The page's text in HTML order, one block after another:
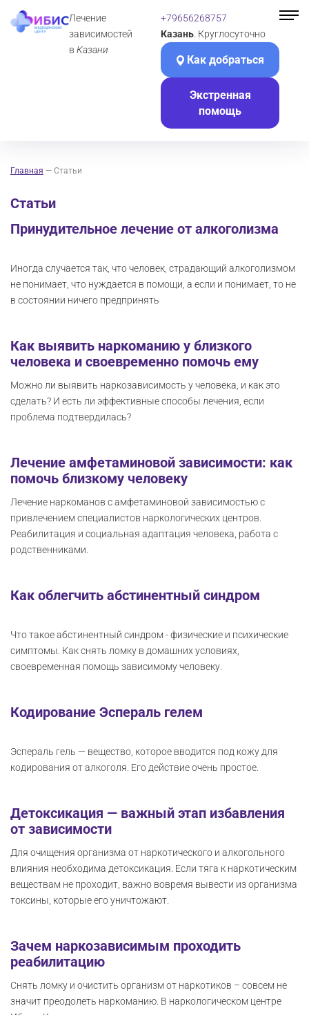
Лечение
зависимостей
в Казани
+79656268757
Казань . Круглосуточно
Как добраться
Экстренная
помощь
Главная — Статьи
Статьи
Принудительное лечение от алкоголизма
Иногда случается так, что человек, страдающий алкоголизмом
не понимает, что нуждается в помощи, а если и понимает, то не
в состоянии ничего предпринять
Как выявить наркоманию у близкого
человека и своевременно помочь ему
Можно ли выявить наркозависимость у человека, и как это
сделать? И есть ли эффективные способы лечения, если
проблема подтвердилась?
Лечение амфетаминовой зависимости: как
помочь близкому человеку
Лечение наркоманов с амфетаминовой зависимостью с
привлечением специалистов наркологических центров.
Реабилитация и социальная адаптация человека, работа с
родственниками.
Как облегчить абстинентный синдром
Что такое абстинентный синдром - физические и психические
симптомы. Как снять ломку в домашних условиях,
своевременная помощь зависимому человеку.
Кодирование Эспераль гелем
Эспераль гель — вещество, которое вводится под кожу для
кодирования от алкоголя. Его действие очень простое.
Детоксикация — важный этап избавления
от зависимости
Для очищения организма от наркотического и алкогольного
влияния необходима детоксикация. Если тяга к наркотическим
веществам не проходит, важно вовремя вывести из организма
токсины, которые его уничтожают.
Зачем наркозависимым проходить
реабилитацию
Снять ломку и очистить организм от наркотиков – совсем не
значит преодолеть наркоманию. В наркологическом центре